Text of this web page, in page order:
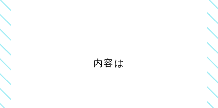
内容は